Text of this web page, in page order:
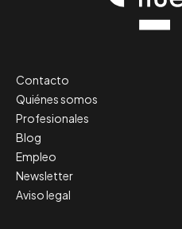
Contacto
Quiénes somos
Profesionales
Blog
Empleo
Newsletter
Aviso legal